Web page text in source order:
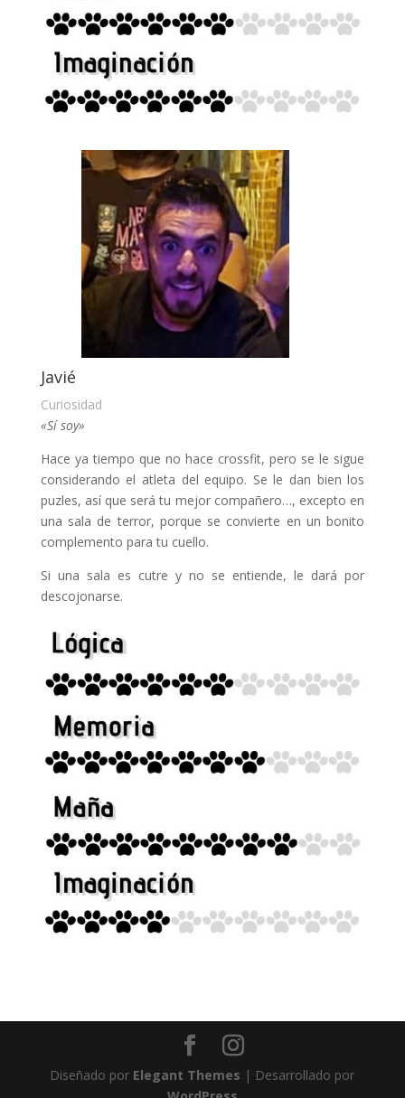
Javié
Curiosidad
«Sí soy»
Hace ya tiempo que no hace crossfit, pero se le sigue
considerando el atleta del equipo. Se le dan bien los
puzles, así que será tu mejor compañero…, excepto en
una sala de terror, porque se convierte en un bonito
complemento para tu cuello.
Si una sala es cutre y no se entiende, le dará por
descojonarse.
Diseñado por Elegant Themes | Desarrollado por